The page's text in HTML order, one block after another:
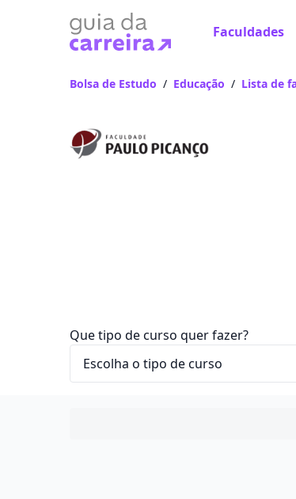
Faculdades
Bolsa de Estudo / Educação / Lista de
Que tipo de curso quer fazer?